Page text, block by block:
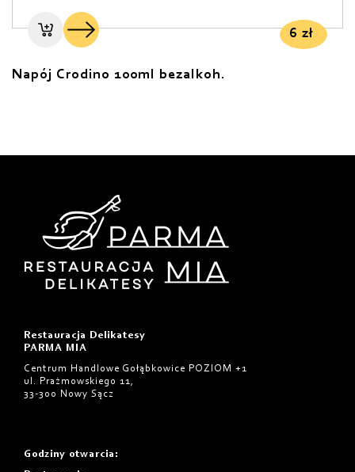
6 zł
Napój Crodino 100ml bezalkoh.
Restauracja Delikatesy
PARMA MIA
Centrum Handlowe Gołąbkowice POZIOM +1
ul. Prażmowskiego 11,
33-300 Nowy Sącz
Godziny otwarcia :